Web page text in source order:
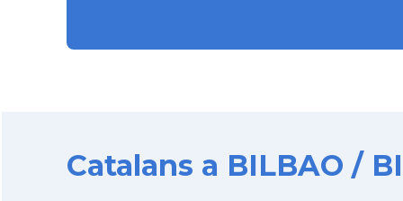
Catalans a BILBAO /